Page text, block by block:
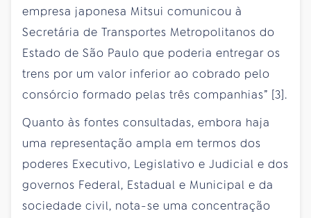
empresa japonesa Mitsui comunicou à
Secretária de Transportes Metropolitanos do
Estado de São Paulo que poderia entregar os
trens por um valor inferior ao cobrado pelo
consórcio formado pelas três companhias” [3].
Quanto às fontes consultadas, embora haja
uma representação ampla em termos dos
poderes Executivo, Legislativo e Judicial e dos
governos Federal, Estadual e Municipal e da
sociedade civil, nota-se uma concentração